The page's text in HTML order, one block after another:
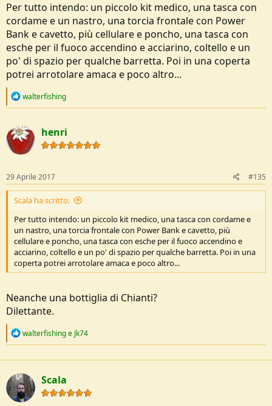
Per tutto intendo: un piccolo kit medico, una tasca con
cordame e un nastro, una torcia frontale con Power
Bank e cavetto, più cellulare e poncho, una tasca con
esche per il fuoco accendino e acciarino, coltello e un
po' di spazio per qualche barretta. Poi in una coperta
potrei arrotolare amaca e poco altro...
R
c
t
i
o
s
:
walterfishing
henri
29 Aprile 2017 #135
Scala ha scritto:
Per tutto intendo: un piccolo kit medico, una tasca con cordame e
un nastro, una torcia frontale con Power Bank e cavetto, più
cellulare e poncho, una tasca con esche per il fuoco accendino e
acciarino, coltello e un po' di spazio per qualche barretta. Poi in una
coperta potrei arrotolare amaca e poco altro...
Neanche una bottiglia di Chianti?
Dilettante.
R
c
t
i
o
n
walterfishinge Jk74
Scala